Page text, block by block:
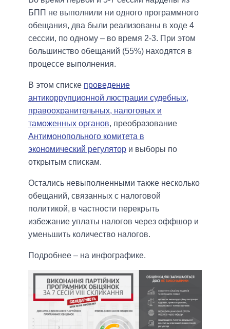
БПП не выполнили ни одного программного
обещания, два были реализованы в ходе 4
сессии, по одному – во время 2-3. При этом
большинство обещаний (55%) находятся в
процессе выполнения.
В этом списке проведение
антикоррупционной люстрации судебных,
правоохранительных, налоговых и
таможенных органов, преобразование
Антимонопольного комитета в
экономический регулятор и выборы по
открытым спискам.
Остались невыполненными также несколько
обещаний, связанных с налоговой
политикой, в частности перекрыть
избежание уплаты налогов через оффшор и
уменьшить количество налогов.
Подробнее – на инфографике.